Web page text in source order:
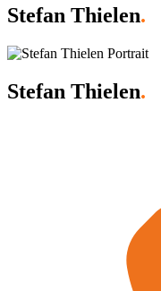
Stefan Thielen.
Stefan Thielen.